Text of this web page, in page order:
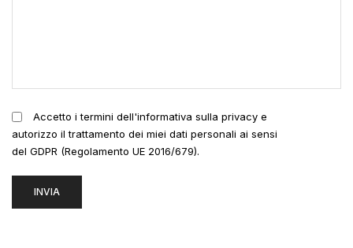
Accetto i termini dell'informativa sulla privacy e
autorizzo il trattamento dei miei dati personali ai sensi
del GDPR (Regolamento UE 2016/679).